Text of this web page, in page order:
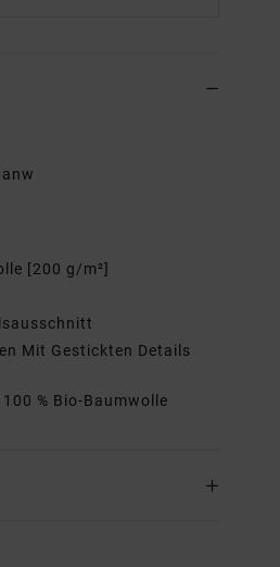
anw
[200 g/m²]
Mit Gestickten Details
% Bio-Baumwolle